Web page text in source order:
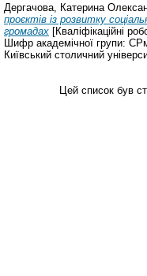
Дергачова, Катерина
проєктів із розвитку
громадах [Кваліфікаційні
Шифр академічної групи:
Київський столичний
Цей список був